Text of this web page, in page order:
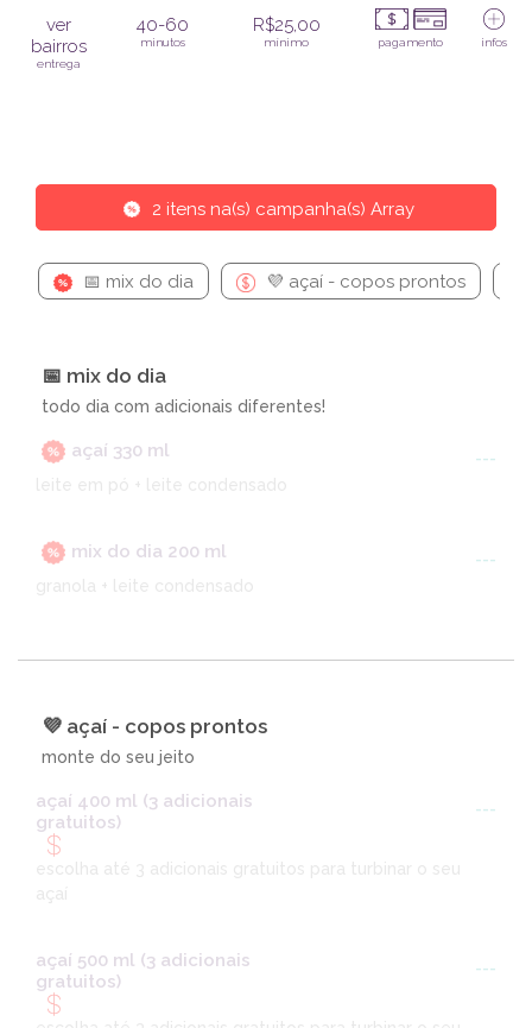
ver
bairros
entrega
40-60
minutos
R$25,00
mínimo pagamento infos
2 itens na(s) campanha(s) Array
📅 mix do dia 💜 açaí - copos prontos
📅 mix do dia
todo dia com adicionais diferentes!
açaí 330 ml
---
leite em pó + leite condensado
mix do dia 200 ml
---
granola + leite condensado
💜 açaí - copos prontos
monte do seu jeito
açaí 400 ml (3 adicionais
gratuitos)
---
escolha até 3 adicionais gratuitos para turbinar o seu
açaí 500 ml (3 adicionais
gratuitos)
---